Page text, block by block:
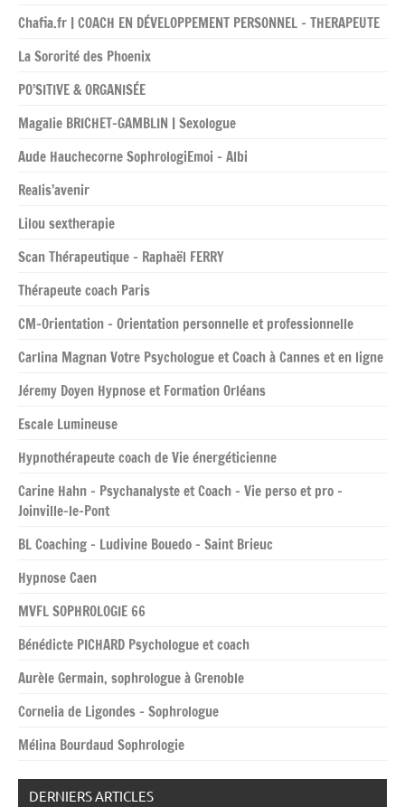
Chafia.fr | COACH EN DÉVELOPPEMENT PERSONNEL – THERAPEUTE
La Sororité des Phoenix
PO’SITIVE & ORGANISÉE
Magalie BRICHET-GAMBLIN | Sexologue
Aude Hauchecorne SophrologiEmoi – Albi
Realis’avenir
Lilou sextherapie
Scan Thérapeutique – Raphaël FERRY
Thérapeute coach Paris
CM-Orientation – Orientation personnelle et professionnelle
Carlina Magnan Votre Psychologue et Coach à Cannes et en ligne
Jéremy Doyen Hypnose et Formation Orléans
Escale Lumineuse
Hypnothérapeute coach de Vie énergéticienne
Carine Hahn – Psychanalyste et Coach – Vie perso et pro –
Joinville-le-Pont
BL Coaching – Ludivine Bouedo – Saint Brieuc
Hypnose Caen
MVFL SOPHROLOGIE 66
Bénédicte PICHARD Psychologue et coach
Aurèle Germain, sophrologue à Grenoble
Cornelia de Ligondes – Sophrologue
Mélina Bourdaud Sophrologie
DERNIERS ARTICLES